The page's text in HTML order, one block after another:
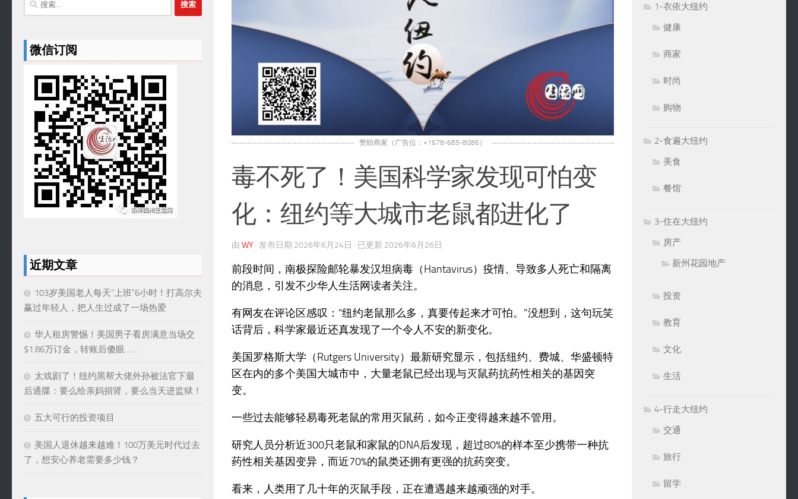
赞助商家（广告位：+1678-685-8086）
毒不死了！美国科学家发现可怕变
化：纽约等大城市老鼠都进化了
由 WY · 发布日期 2026年6月24日 · 已更新 2026年6月26日
前段时间，南极探险邮轮暴发汉坦病毒（Hantavirus）疫情、导致多人死亡和隔离
的消息，引发不少华人生活网读者关注。
有网友在评论区感叹：“纽约老鼠那么多，真要传起来才可怕。”没想到，这句玩笑
话背后，科学家最近还真发现了一个令人不安的新变化。
美国罗格斯大学（Rutgers University）最新研究显示，包括纽约、费城、华盛顿特
区在内的多个美国大城市中，大量老鼠已经出现与灭鼠药抗药性相关的基因突
变。
一些过去能够轻易毒死老鼠的常用灭鼠药，如今正变得越来越不管用。
研究人员分析近300只老鼠和家鼠的DNA后发现，超过80%的样本至少携带一种抗
药性相关基因变异，而近70%的鼠类还拥有更强的抗药突变。
看来，人类用了几十年的灭鼠手段，正在遭遇越来越顽强的对手。
索：
微信订阅
近期文章
103岁美国老人每天“上班”6小时！打高尔夫
赢过年轻人，把人生过成了一场热爱
华人租房警惕！美国男子看房满意当场交
$1.86万订金，转账后傻眼……
太戏剧了！纽约黑帮大佬外孙被法官下最
后通牒：要么给亲妈捐肾，要么当天进监狱！
五大可行的投资项目
美国人退休越来越难！100万美元时代过去
了，想安心养老需要多少钱？
1-衣依大纽约
健康
商家
时尚
购物
2-食遍大纽约
美食
餐馆
3-住在大纽约
房产
新州花园地产
投资
教育
文化
生活
4-行走大纽约
交通
旅行
留学